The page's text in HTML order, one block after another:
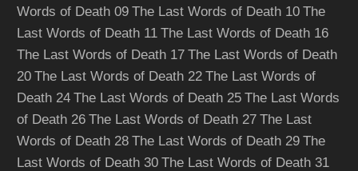
Words of Death 09 The Last Words of Death 10 The
Last Words of Death 11 The Last Words of Death 16
The Last Words of Death 17 The Last Words of Death
20 The Last Words of Death 22 The Last Words of
Death 24 The Last Words of Death 25 The Last Words
of Death 26 The Last Words of Death 27 The Last
Words of Death 28 The Last Words of Death 29 The
Last Words of Death 30 The Last Words of Death 31